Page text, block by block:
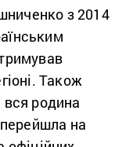
з 2014
Також
вся родина
на